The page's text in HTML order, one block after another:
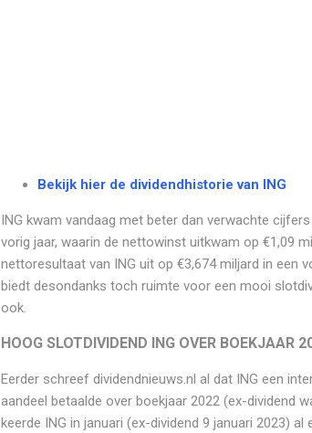
Bekijk hier de dividendhistorie van ING
ING kwam vandaag met beter dan verwachte
vorig jaar, waarin de nettowinst uitkwam op €1,09
nettoresultaat van ING uit op €3,674 miljard in een
biedt desondanks toch ruimte voor een mooi
ook.
HOOG SLOTDIVIDEND ING OVER BOEKJAAR
Eerder schreef dividendnieuws.nl al dat ING een
aandeel betaalde over boekjaar 2022 (ex-dividend
keerde ING in januari (ex-dividend 9 januari 2023)